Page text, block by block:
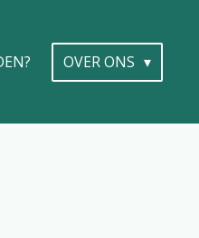
OVER ONS